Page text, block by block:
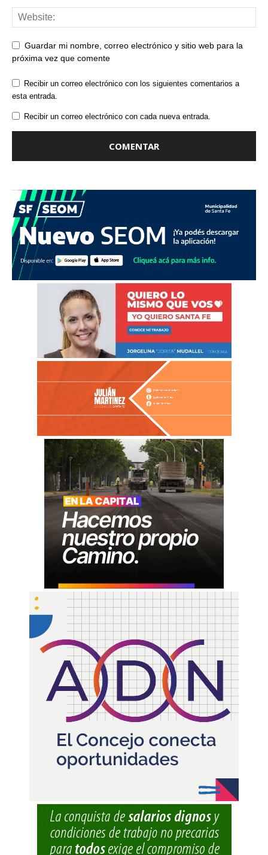
Guardar mi nombre, correo electrónico y sitio web para la
próxima vez que comente
Recibir un correo electrónico con los siguientes comentarios a
esta entrada.
Recibir un correo electrónico con cada nueva entrada.